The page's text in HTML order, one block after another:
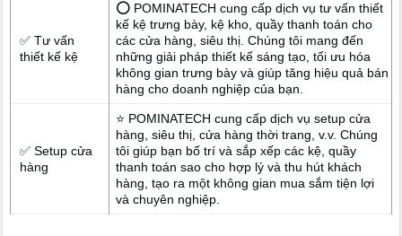
✅ Tư vấn
thiết kế kệ
⭕ POMINATECH cung cấp dịch vụ tư vấn thiết
kế kệ trưng bày, kệ kho, quầy thanh toán cho
các cửa hàng, siêu thị. Chúng tôi mang đến
những giải pháp thiết kế sáng tạo, tối ưu hóa
không gian trưng bày và giúp tăng hiệu quả bán
hàng cho doanh nghiệp của bạn.
✅ Setup cửa
hàng
⭐ POMINATECH cung cấp dịch vụ setup cửa
hàng, siêu thị, cửa hàng thời trang, v.v. Chúng
tôi giúp bạn bố trí và sắp xếp các kệ, quầy
thanh toán sao cho hợp lý và thu hút khách
hàng, tạo ra một không gian mua sắm tiện lợi
và chuyên nghiệp.